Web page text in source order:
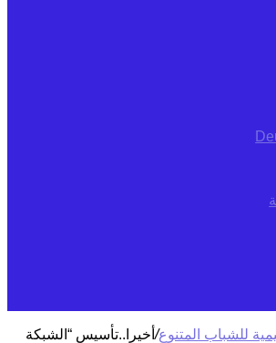
للشباب المتنوع/أخيرا..تأسيس “الشبكة